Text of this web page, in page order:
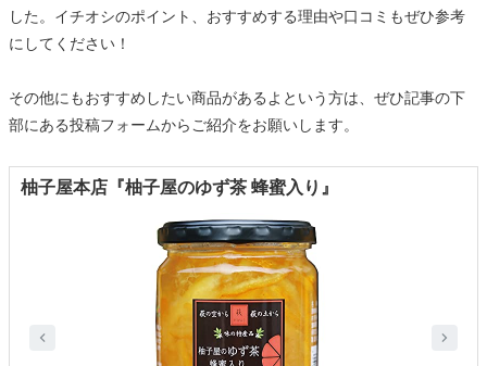
した。イチオシのポイント、おすすめする理由や口コミもぜひ参考
にしてください！
その他にもおすすめしたい商品があるよという方は、ぜひ記事の下
部にある投稿フォームからご紹介をお願いします。
柚子屋本店『柚子屋のゆず茶 蜂蜜入り』